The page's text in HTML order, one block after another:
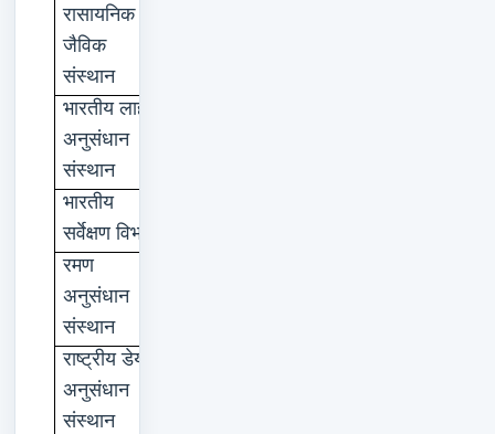
रासायनिक
जैविक
संस्थान
भारतीय लाह
अनुसंधान
संस्थान
भारतीय
सर्वेक्षण विभाग
रमण
अनुसंधान
संस्थान
राष्ट्रीय डेयरी
अनुसंधान
संस्थान